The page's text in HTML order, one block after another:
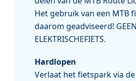
Het gebruik van een MTB
daarom geadviseerd! GEEN
ELEKTRISCHEFIETS.
Hardlopen
Verlaat het fietspark via